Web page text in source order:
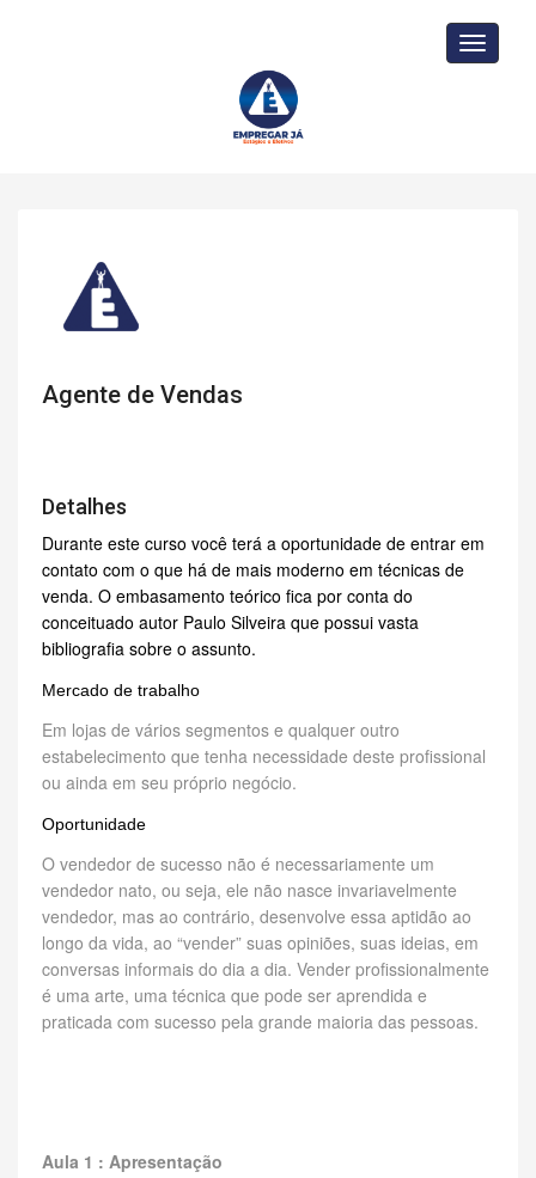
Toggle
Agente de Vendas
Detalhes
Durante este curso você terá a oportunidade de entrar em
contato com o que há de mais moderno em técnicas de
venda. O embasamento teórico fica por conta do
conceituado autor Paulo Silveira que possui vasta
bibliografia sobre o assunto.
Mercado de trabalho
Em lojas de vários segmentos e qualquer outro
estabelecimento que tenha necessidade deste profissional
ou ainda em seu próprio negócio.
Oportunidade
O vendedor de sucesso não é necessariamente um
vendedor nato, ou seja, ele não nasce invariavelmente
vendedor, mas ao contrário, desenvolve essa aptidão ao
longo da vida, ao “vender” suas opiniões, suas ideias, em
conversas informais do dia a dia. Vender profissionalmente
é uma arte, uma técnica que pode ser aprendida e
praticada com sucesso pela grande maioria das pessoas.
Aula 1 : Apresentação